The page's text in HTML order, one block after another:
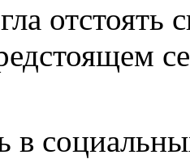
отстоять
в